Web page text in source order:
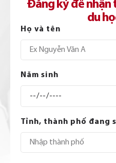
Đăng ký để nhận
du
Họ và tên
Năm sinh
Tỉnh, thành phố đang